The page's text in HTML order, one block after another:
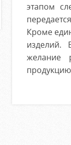
этапом
Кроме
изделий.
желание